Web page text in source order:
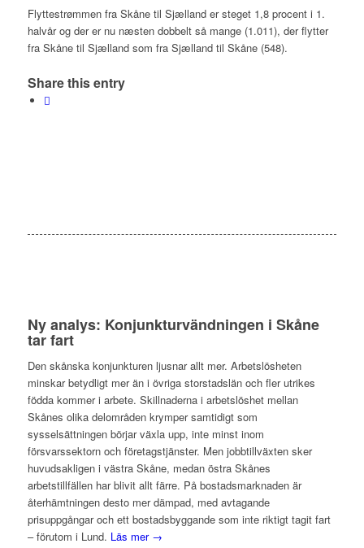
Flyttestrømmen fra Skåne til Sjælland er steget 1,8 procent i 1.
halvår og der er nu næsten dobbelt så mange (1.011), der flytter
fra Skåne til Sjælland som fra Sjælland til Skåne (548).
Share this entry
Ny analys: Konjunkturvändningen i Skåne
tar fart
Den skånska konjunkturen ljusnar allt mer. Arbetslösheten
minskar betydligt mer än i övriga storstadslän och fler utrikes
födda kommer i arbete. Skillnaderna i arbetslöshet mellan
Skånes olika delområden krymper samtidigt som
sysselsättningen börjar växla upp, inte minst inom
försvarssektorn och företagstjänster. Men jobbtillväxten sker
huvudsakligen i västra Skåne, medan östra Skånes
arbetstillfällen har blivit allt färre. På bostadsmarknaden är
återhämtningen desto mer dämpad, med avtagande
prisuppgångar och ett bostadsbyggande som inte riktigt tagit fart
– förutom i Lund. Läs mer →